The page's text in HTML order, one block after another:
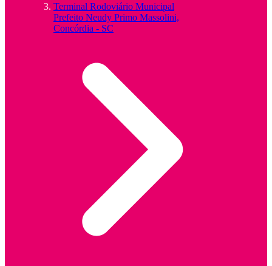
Terminal Rodoviário Municipal
Prefeito Neudy Primo Massolini,
Concórdia - SC